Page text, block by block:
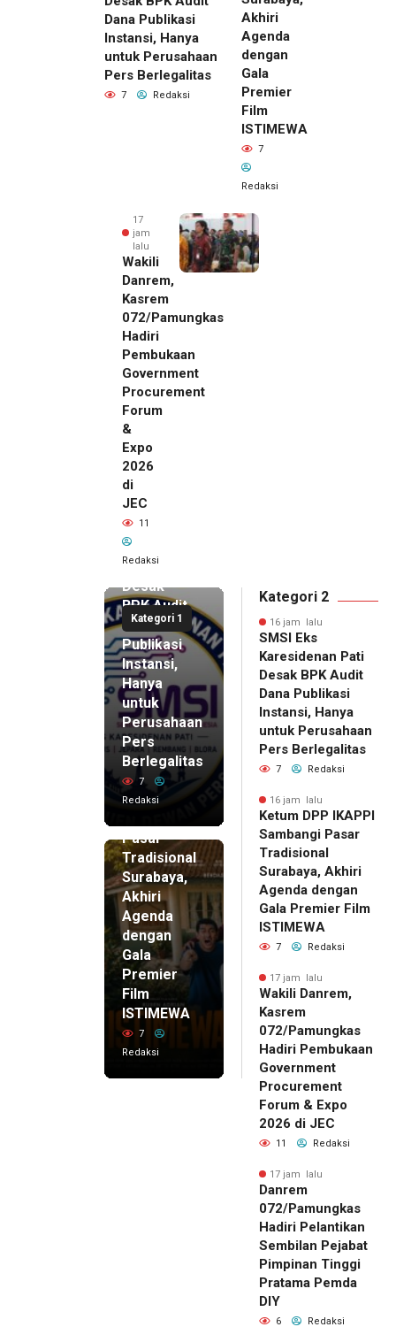
Dana Publikasi
Instansi, Hanya
untuk Perusahaan
Pers Berlegalitas
7 Redaksi
Akhiri
Agenda
dengan
Gala
Premier
Film
ISTIMEWA
7
Redaksi
17
jam
lalu
Wakili
Danrem,
Kasrem
072/Pamungkas
Hadiri
Pembukaan
Government
Procurement
Forum
&
Expo
2026
di
JEC
11
Redaksi
Kategori 1
16 jam lalu
SMSI Eks
Karesidenan
Pati
Desak
BPK Audit
Dana
Publikasi
Instansi,
Hanya
untuk
Perusahaan
Pers
Berlegalitas
7
Redaksi
16 jam lalu
Ketum
DPP
IKAPPI
Pasar
Tradisional
Surabaya,
Akhiri
Agenda
dengan
Gala
Premier
Film
ISTIMEWA
7
Redaksi
Kategori 2
16 jam lalu
SMSI Eks
Karesidenan Pati
Desak BPK Audit
Dana Publikasi
Instansi, Hanya
untuk Perusahaan
Pers Berlegalitas
7 Redaksi
16 jam lalu
Ketum DPP IKAPPI
Sambangi Pasar
Tradisional
Surabaya, Akhiri
Agenda dengan
Gala Premier Film
ISTIMEWA
7 Redaksi
17 jam lalu
Wakili Danrem,
Kasrem
072/Pamungkas
Hadiri Pembukaan
Government
Procurement
Forum & Expo
2026 di JEC
11 Redaksi
17 jam lalu
Danrem
072/Pamungkas
Hadiri Pelantikan
Sembilan Pejabat
Pimpinan Tinggi
Pratama Pemda
DIY
6 Redaksi